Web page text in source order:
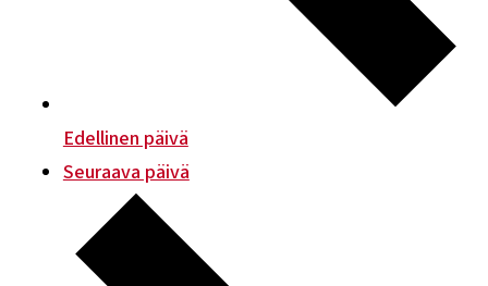
Edellinen päivä
Seuraava päivä